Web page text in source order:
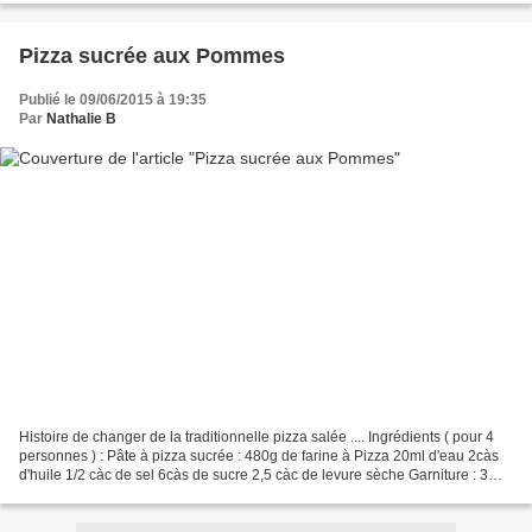
Pizza sucrée aux Pommes
Publié le 09/06/2015 à 19:35
Par Nathalie B
Histoire de changer de la traditionnelle pizza salée .... Ingrédients ( pour 4
personnes ) : Pâte à pizza sucrée : 480g de farine à Pizza 20ml d'eau 2càs
d'huile 1/2 càc de sel 6càs de sucre 2,5 càc de levure sèche Garniture : 3